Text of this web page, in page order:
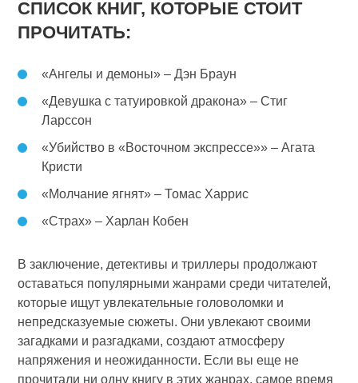
СПИСОК КНИГ, КОТОРЫЕ СТОИТ
ПРОЧИТАТЬ:
«Ангелы и демоны» – Дэн Браун
«Девушка с татуировкой дракона» – Стиг
Ларссон
«Убийство в «Восточном экспрессе»» – Агата
Кристи
«Молчание ягнят» – Томас Харрис
«Страх» – Харлан Кобен
В заключение, детективы и триллеры продолжают
оставаться популярными жанрами среди читателей,
которые ищут увлекательные головоломки и
непредсказуемые сюжеты. Они увлекают своими
загадками и разгадками, создают атмосферу
напряжения и неожиданности. Если вы еще не
прочитали ни одну книгу в этих жанрах, самое время